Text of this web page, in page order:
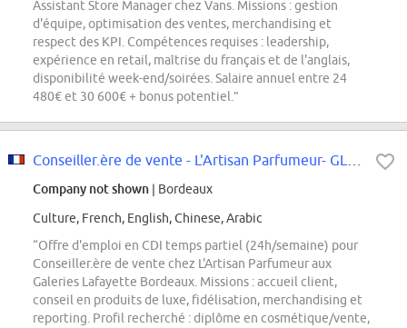
Assistant Store Manager chez Vans. Missions : gestion
d'équipe, optimisation des ventes, merchandising et
respect des KPI. Compétences requises : leadership,
expérience en retail, maîtrise du français et de l'anglais,
disponibilité week-end/soirées. Salaire annuel entre 24
480€ et 30 600€ + bonus potentiel.”
Company not shown | Bordeaux
Culture, French, English, Chinese, Arabic
“Offre d'emploi en CDI temps partiel (24h/semaine) pour
Conseiller.ère de vente chez L'Artisan Parfumeur aux
Galeries Lafayette Bordeaux. Missions : accueil client,
conseil en produits de luxe, fidélisation, merchandising et
reporting. Profil recherché : diplôme en cosmétique/vente,